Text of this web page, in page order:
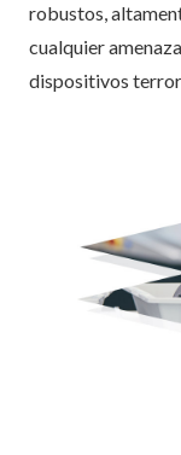
robustos,
cualquier
dispositivos